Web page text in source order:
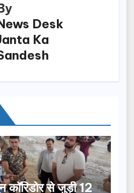
Desk
Ka
कॉरिडोर से जुड़ी 12